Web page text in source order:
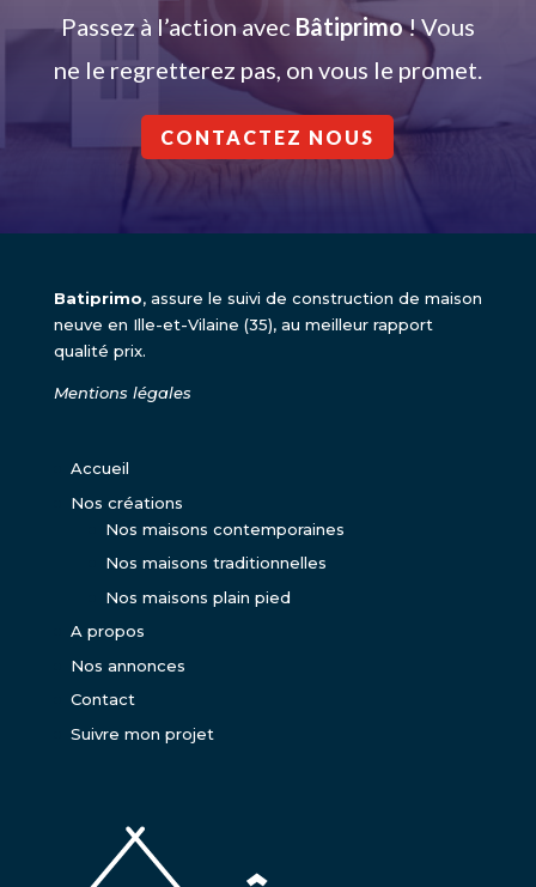
Passez à l’action avec Bâtiprimo! Vous
ne le regretterez pas, on vous le promet.
CONTACTEZ NOUS
Batiprimo, assure le suivi de construction de maison
neuve en Ille-et-Vilaine (35), au meilleur rapport
qualité prix.
Mentions légales
Accueil
Nos créations
Nos maisons contemporaines
Nos maisons traditionnelles
Nos maisons plain pied
A propos
Nos annonces
Contact
Suivre mon projet